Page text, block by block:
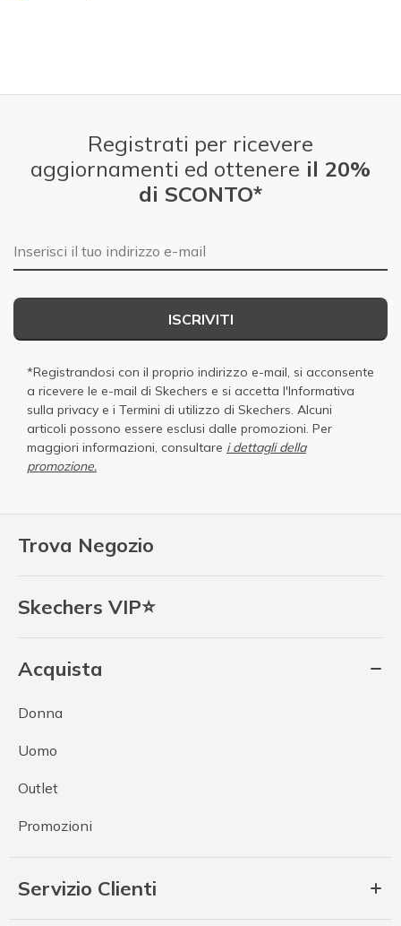
Trova Negozio
Skechers VIP⭐
Acquista
Donna
Uomo
Outlet
Promozioni
Servizio Clienti
Registrati per ricevere
aggiornamenti ed ottenere il 20%
di SCONTO*
E-mail
ISCRIVITI
*Registrandosi con il proprio indirizzo e-mail, si acconsente
a ricevere le e-mail di Skechers e si accetta l'Informativa
sulla privacy e i Termini di utilizzo di Skechers. Alcuni
articoli possono essere esclusi dalle promozioni. Per
maggiori informazioni, consultare i dettagli della
promozione.